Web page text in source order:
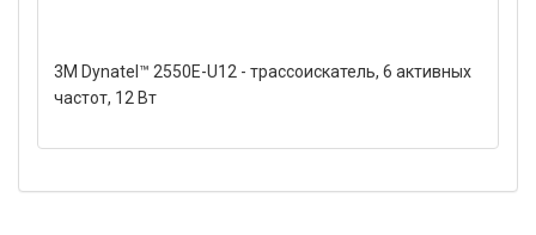
3M Dynatel™ 2550E-U12 - трассоискатель, 6 активных
частот, 12 Вт